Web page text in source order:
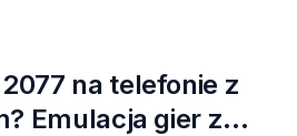
na telefonie z
Emulacja gier z